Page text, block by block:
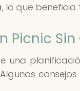
lo que
Picnic Sin
una